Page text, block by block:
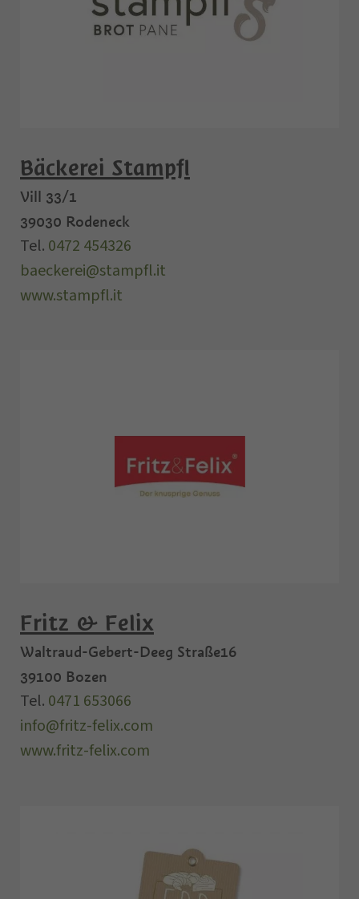
Bäckerei Stampfl
Vill 33/1
39030 Rodeneck
Tel. 0472 454326
baeckerei@stampfl.it
www.stampfl.it
Fritz & Felix
Waltraud-Gebert-Deeg Straße16
39100 Bozen
Tel. 0471 653066
info@fritz-felix.com
www.fritz-felix.com